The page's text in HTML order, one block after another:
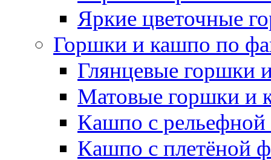
Яркие цветочные
Горшки и кашпо по
Глянцевые горшки
Матовые горшки и
Кашпо с рельефной
Кашпо с плетёной